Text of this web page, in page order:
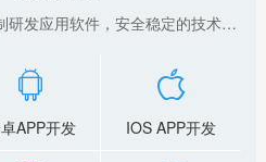
求，整合企业网络资源，提供长期

Seo优化

SEM托管